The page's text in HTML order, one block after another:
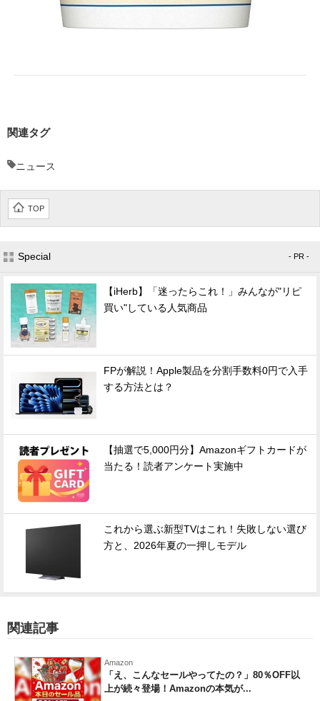
関連タグ
ニュース
TOP
Special - PR -
【iHerb】「迷ったらこれ！」みんなが"リピ
買い"している人気商品
FPが解説！Apple製品を分割手数料0円で入手
する方法とは？
【抽選で5,000円分】Amazonギフトカードが
当たる！読者アンケート実施中
これから選ぶ新型TVはこれ！失敗しない選び
方と、2026年夏の一押しモデル
関連記事
Amazon
「え、こんなセールやってたの？」80％OFF以
上が続々登場！Amazonの本気が...